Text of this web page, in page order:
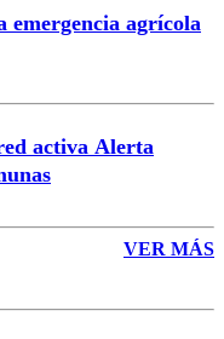
agrícola
activa Alerta
VER MÁS